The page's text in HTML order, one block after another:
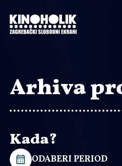
glavni
sadržaj
Arhiva
Kada?
ODABERI PERIOD